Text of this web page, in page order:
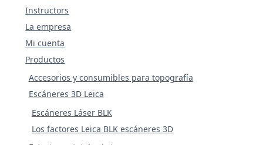
Instructors
La empresa
Mi cuenta
Productos
Accesorios y consumibles para topografía
Escáneres 3D Leica
Escáneres Láser BLK
Los factores Leica BLK escáneres 3D